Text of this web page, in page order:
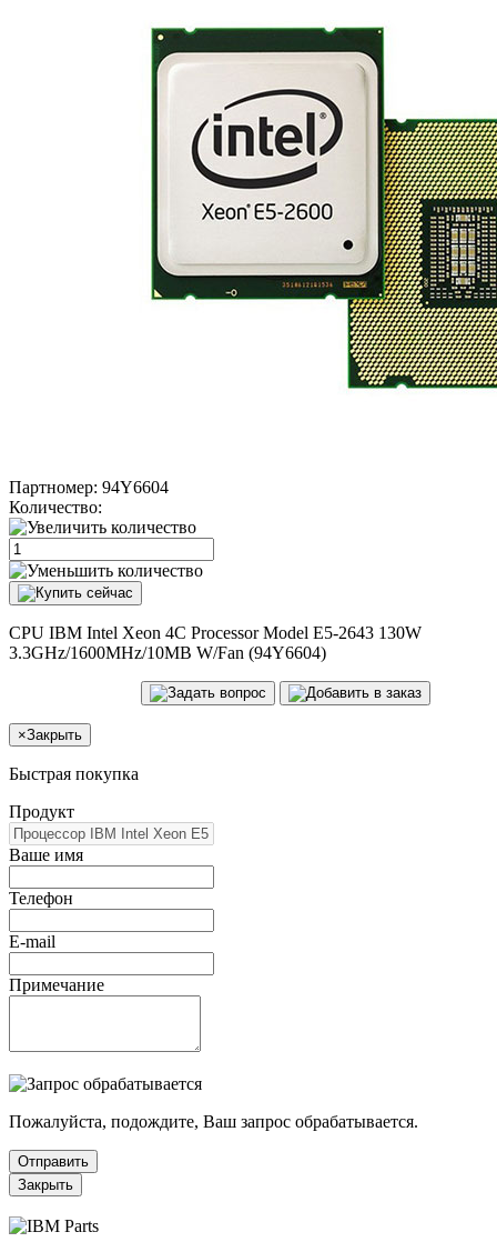
Партномер: 94Y6604
Количество:
CPU IBM Intel Xeon 4C Processor Model E5-2643 130W
3.3GHz/1600MHz/10MB W/Fan (94Y6604)
×Закрыть
Быстрая покупка
Продукт
Ваше имя
Телефон
E-mail
Примечание
Пожалуйста, подождите, Ваш запрос обрабатывается.
Отправить
Закрыть